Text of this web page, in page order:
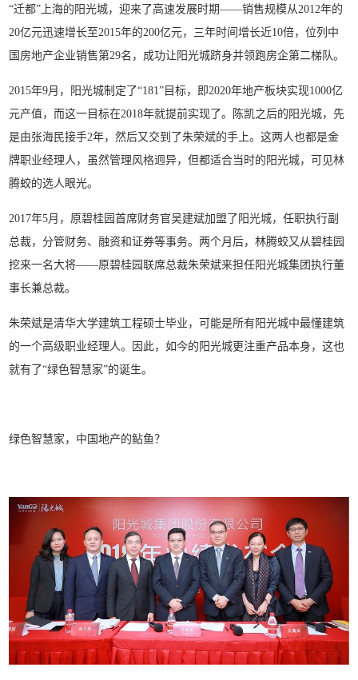
“迁都”上海的阳光城，迎来了高速发展时期——销售规模从2012年的
20亿元迅速增长至2015年的200亿元，三年时间增长近10倍，位列中
国房地产企业销售第29名，成功让阳光城跻身并领跑房企第二梯队。
2015年9月，阳光城制定了“181”目标，即2020年地产板块实现1000亿
元产值，而这一目标在2018年就提前实现了。陈凯之后的阳光城，先
是由张海民接手2年，然后又交到了朱荣斌的手上。这两人也都是金
牌职业经理人，虽然管理风格迥异，但都适合当时的阳光城，可见林
腾蛟的选人眼光。
2017年5月，原碧桂园首席财务官吴建斌加盟了阳光城，任职执行副
总裁，分管财务、融资和证券等事务。两个月后，林腾蛟又从碧桂园
挖来一名大将——原碧桂园联席总裁朱荣斌来担任阳光城集团执行董
事长兼总裁。
朱荣斌是清华大学建筑工程硕士毕业，可能是所有阳光城中最懂建筑
的一个高级职业经理人。因此，如今的阳光城更注重产品本身，这也
就有了“绿色智慧家”的诞生。
绿色智慧家， 中国地产的鲇鱼？